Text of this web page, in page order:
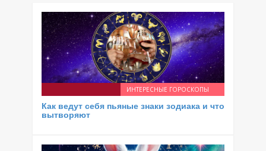
ИНТЕРЕСНЫЕ ГОРОСКОПЫ
Как ведут себя пьяные знаки зодиака и что
вытворяют